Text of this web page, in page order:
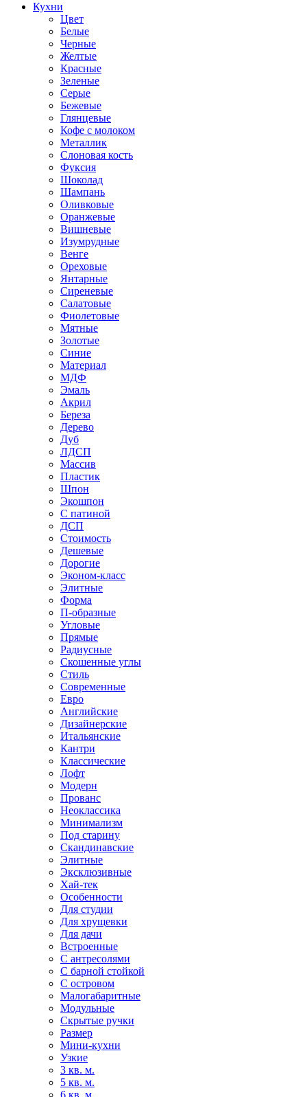
Кухни
Цвет
Белые
Черные
Желтые
Красные
Зеленые
Серые
Бежевые
Глянцевые
Кофе с молоком
Металлик
Слоновая кость
Фуксия
Шоколад
Шампань
Оливковые
Оранжевые
Вишневые
Изумрудные
Венге
Ореховые
Янтарные
Сиреневые
Салатовые
Фиолетовые
Мятные
Золотые
Синие
Материал
МДФ
Эмаль
Акрил
Береза
Дерево
Дуб
ЛДСП
Массив
Пластик
Шпон
Экошпон
С патиной
ДСП
Стоимость
Дешевые
Дорогие
Эконом-класс
Элитные
Форма
П-образные
Угловые
Прямые
Радиусные
Скошенные углы
Стиль
Современные
Евро
Английские
Дизайнерские
Итальянские
Кантри
Классические
Лофт
Модерн
Прованс
Неоклассика
Минимализм
Под старину
Скандинавские
Элитные
Эксклюзивные
Хай-тек
Особенности
Для студии
Для хрущевки
Для дачи
Встроенные
С антресолями
С барной стойкой
С островом
Малогабаритные
Модульные
Скрытые ручки
Размер
Мини-кухни
Узкие
3 кв. м.
5 кв. м.
6 кв. м.